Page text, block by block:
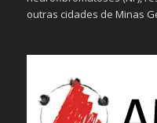
outras cidades de Minas